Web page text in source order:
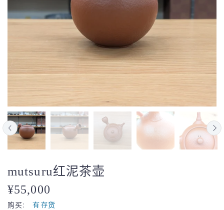
mutsuru红泥茶壶
¥55,000
购买:
有存货